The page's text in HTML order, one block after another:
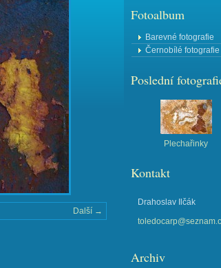
Další →
Fotoalbum
Barevné fotografie
Černobílé fotografie
Poslední
Plechařinky
Kontakt
Drahoslav Ilčák
Archiv